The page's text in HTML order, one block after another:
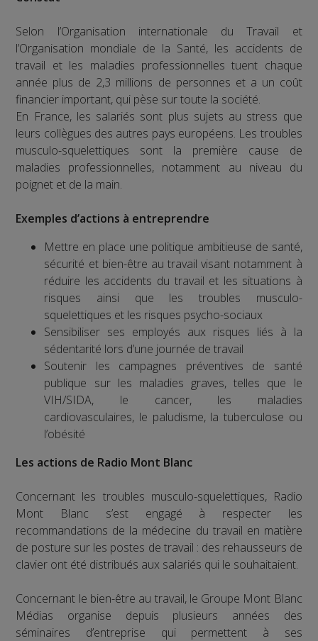
Selon l’Organisation internationale du Travail et
l’Organisation mondiale de la Santé, les accidents de
travail et les maladies professionnelles tuent chaque
année plus de 2,3 millions de personnes et a un coût
financier important, qui pèse sur toute la société.
En France, les salariés sont plus sujets au stress que
leurs collègues des autres pays européens. Les troubles
musculo-squelettiques sont la première cause de
maladies professionnelles, notamment au niveau du
poignet et de la main.
Exemples d’actions à entreprendre
Mettre en place une politique ambitieuse de santé,
sécurité et bien-être au travail visant notamment à
réduire les accidents du travail et les situations à
risques ainsi que les troubles musculo-
squelettiques et les risques psycho-sociaux
Sensibiliser ses employés aux risques liés à la
sédentarité lors d’une journée de travail
Soutenir les campagnes préventives de santé
publique sur les maladies graves, telles que le
VIH/SIDA, le cancer, les maladies
cardiovasculaires, le paludisme, la tuberculose ou
l’obésité
Les actions de Radio Mont Blanc
Concernant les troubles musculo-squelettiques, Radio
Mont Blanc s’est engagé à respecter les
recommandations de la médecine du travail en matière
de posture sur les postes de travail : des rehausseurs de
clavier ont été distribués aux salariés qui le souhaitaient.
Concernant le bien-être au travail, le Groupe Mont Blanc
Médias organise depuis plusieurs années des
séminaires d’entreprise qui permettent à ses